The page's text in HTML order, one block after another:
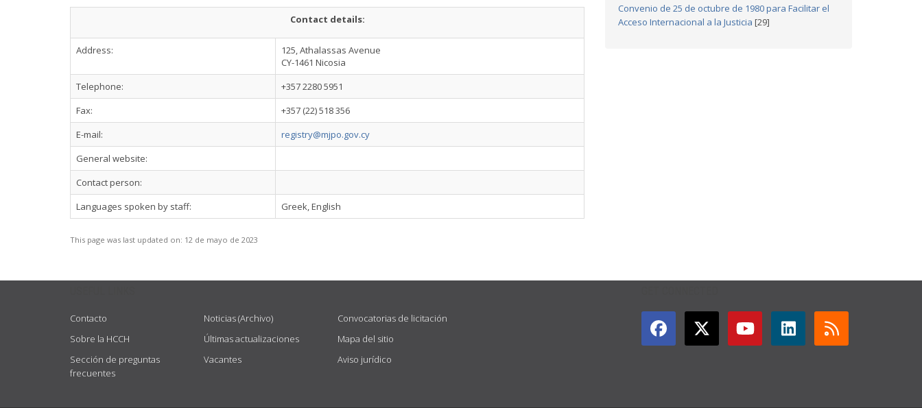
Contact details:
Address:
125, Athalassas Avenue
CY-1461 Nicosia
Telephone:
+357 2280 5951
Fax:
+357 (22) 518 356
E-mail:
registry@mjpo.gov.cy
General website:
Contact person:
Languages spoken by staff:
Greek, English
This page was last updated on: 12 de mayo de 2023
Convenio de 25 de octubre de 1980 para Facilitar el
Acceso Internacional a la Justicia [29]
Contacto
Sobre la HCCH
Sección de preguntas
frecuentes
Noticias (Archivo)
Últimas actualizaciones
Vacantes
Convocatorias de licitación
Mapa del sitio
Aviso jurídico